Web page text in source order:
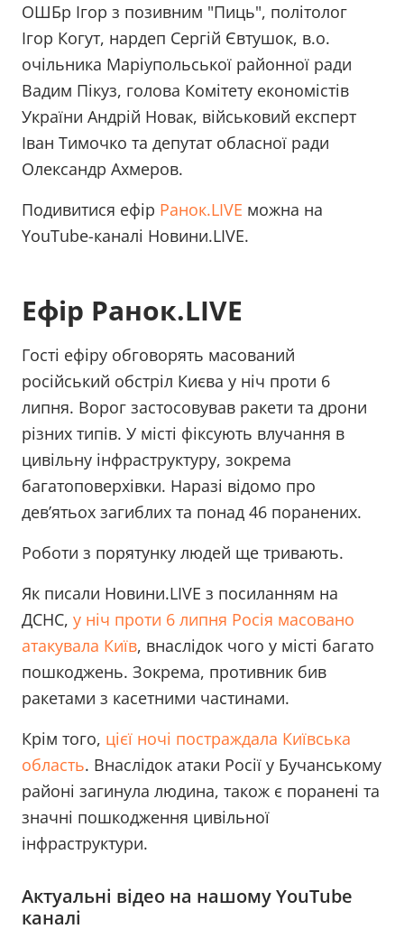
ОШБр Ігор з позивним "Пиць", політолог
Ігор Когут, нардеп Сергій Євтушок, в.о.
очільника Маріупольської районної ради
Вадим Пікуз, голова Комітету економістів
України Андрій Новак, військовий експерт
Іван Тимочко та депутат обласної ради
Олександр Ахмеров.
Подивитися ефір Ранок.LIVE можна на
YouTube-каналі Новини.LIVE.
Ефір Ранок.LIVE
Гості ефіру обговорять масований
російський обстріл Києва у ніч проти 6
липня. Ворог застосовував ракети та дрони
різних типів. У місті фіксують влучання в
цивільну інфраструктуру, зокрема
багатоповерхівки. Наразі відомо про
девʼятьох загиблих та понад 46 поранених.
Роботи з порятунку людей ще тривають.
Як писали Новини.LIVE з посиланням на
ДСНС, у ніч проти 6 липня Росія масовано
атакувала Київ, внаслідок чого у місті багато
пошкоджень. Зокрема, противник бив
ракетами з касетними частинами.
Крім того, цієї ночі постраждала Київська
область. Внаслідок атаки Росії у Бучанському
районі загинула людина, також є поранені та
значні пошкодження цивільної
інфраструктури.
Актуальні відео на нашому YouTube
каналі